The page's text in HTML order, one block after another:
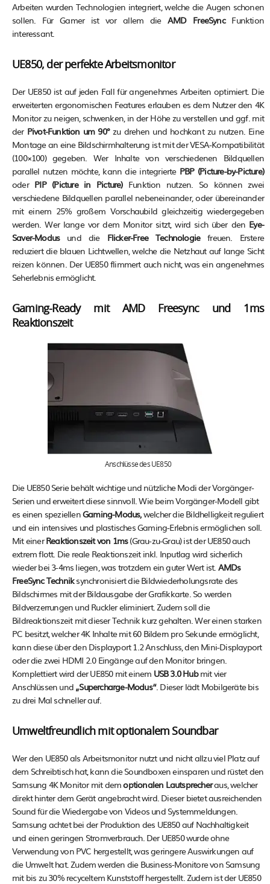
Arbeiten wurden Technologien integriert, welche die Augen schonen
sollen. Für Gamer ist vor allem die AMD FreeSyncFunktion
interessant.
UE850, der perfekte Arbeitsmonitor
Der UE850 ist auf jeden Fall für angenehmes Arbeiten optimiert. Die
erweiterten ergonomischen Features erlauben es dem Nutzer den 4K
Monitor zu neigen, schwenken, in der Höhe zu verstellen und ggf. mit
der Pivot-Funktion um 90°zu drehen und hochkant zu nutzen. Eine
Montage an eine Bildschirmhalterung ist mit der VESA-Kompatibilität
(100×100) gegeben. Wer Inhalte von verschiedenen Bildquellen
parallel nutzen möchte, kann die integrierte PBP (Picture-by-Picture)
oder PIP (Picture in Picture)Funktion nutzen. So können zwei
verschiedene Bildquellen parallel nebeneinander, oder übereinander
mit einem 25% großem Vorschaubild gleichzeitig wiedergegeben
werden. Wer lange vor dem Monitor sitzt, wird sich über den Eye-
Saver-Modusund die Flicker-Free Technologiefreuen. Erstere
reduziert die blauen Lichtwellen, welche die Netzhaut auf lange Sicht
reizen können. Der UE850 flimmert auch nicht, was ein angenehmes
Seherlebnis ermöglicht.
Gaming-Ready mit AMD Freesync und 1ms
Reaktionszeit
Anschlüsse des UE850
Die UE850 Serie behält wichtige und nützliche Modi der Vorgänger-
Serien und erweitert diese sinnvoll. Wie beim Vorgänger-Modell gibt
es einen speziellenGaming-Modus,welcher die Bildhelligkeit reguliert
und ein intensives und plastisches Gaming-Erlebnis ermöglichen soll.
Mit einerReaktionszeit von 1ms(Grau-zu-Grau) ist der UE850 auch
extrem flott. Die reale Reaktionszeit inkl. Inputlag wird sicherlich
wieder bei 3-4ms liegen, was trotzdem ein guter Wert ist. AMDs
FreeSync Techniksynchronisiert die Bildwiederholungsrate des
Bildschirmes mit der Bildausgabe der Grafikkarte. So werden
Bildverzerrungen und Ruckler eliminiert. Zudem soll die
Bildreaktionszeit mit dieser Technik kurz gehalten. Wer einen starken
PC besitzt, welcher 4K Inhalte mit 60 Bildern pro Sekunde ermöglicht,
kann diese über den Displayport 1.2 Anschluss, den Mini-Displayport
oder die zwei HDMI 2.0 Eingänge auf den Monitor bringen.
Komplettiert wird der UE850 mit einem USB 3.0 Hubmit vier
Anschlüssen und „Supercharge-Modus“. Dieser lädt Mobilgeräte bis
zu drei Mal schneller auf.
Umweltfreundlich mit optionalem Soundbar
Wer den UE850 als Arbeitsmonitor nutzt und nicht allzu viel Platz auf
dem Schreibtisch hat, kann die Soundboxen einsparen und rüstet den
Samsung 4K Monitor mit demoptionalen Lautsprecheraus, welcher
direkt hinter dem Gerät angebracht wird. Dieser bietet ausreichenden
Sound für die Wiedergabe von Videos und Systemmeldungen.
Samsung achtet bei der Produktion des UE850 auf Nachhaltigkeit
und einen geringen Stromverbrauch. Der UE850 wurde ohne
Verwendung von PVC hergestellt, was geringere Auswirkungen auf
die Umwelt hat. Zudem werden die Business-Monitore von Samsung
mit bis zu 30% recyceltem Kunststoff hergestellt. Zudem ist der UE850